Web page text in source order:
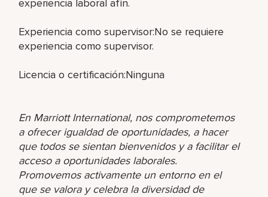
experiencia laboral afín.
Experiencia como supervisor:No se requiere
experiencia como supervisor.
Licencia o certificación:Ninguna
En Marriott International, nos comprometemos
a ofrecer igualdad de oportunidades, a hacer
que todos se sientan bienvenidos y a facilitar el
acceso a oportunidades laborales.
Promovemos activamente un entorno en el
que se valora y celebra la diversidad de